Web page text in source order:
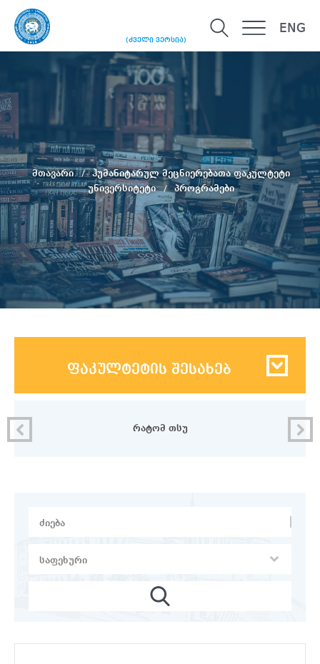
(ძველი ვერსია)
ENG
მთავარი
ჰუმანიტარულ მეცნიერებათა ფაკულტეტი
უნივერსიტეტი
პროგრამები
ფაკულტეტის შესახებ
რატომ თსუ